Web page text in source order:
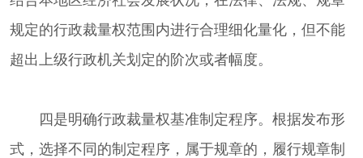
规定的行政裁量权范围内进行合理细化量化，但不能
超出上级行政机关划定的阶次或者幅度。
四是明确行政裁量权基准制定程序。根据发布形
式，选择不同的制定程序，属于规章的，履行规章制